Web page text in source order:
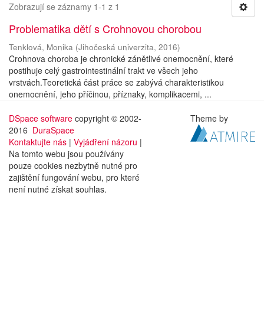
Zobrazují se záznamy 1-1 z 1
Problematika dětí s Crohnovou chorobou
Tenklová, Monika (Jihočeská univerzita, 2016)
Crohnova choroba je chronické zánětlivé onemocnění, které
postihuje celý gastrointestinální trakt ve všech jeho
vrstvách.Teoretická část práce se zabývá charakteristikou
onemocnění, jeho příčinou, příznaky, komplikacemi, ...
DSpace software copyright © 2002-
2016 DuraSpace
Kontaktujte nás | Vyjádření názoru |
Na tomto webu jsou používány
pouze cookies nezbytně nutné pro
zajištění fungování webu, pro které
není nutné získat souhlas.
Theme by